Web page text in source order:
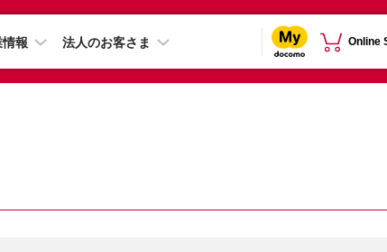
報 法人のお客さま Online